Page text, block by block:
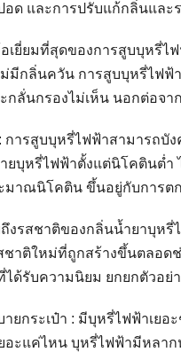
ด และการปรับแก้กลิ่นและ
เยี่ยมที่สุดของการสูบบุหรี่
มีกลิ่นควัน การสูบบุหรี่ไฟ
กลั่นกรองไม่เห็น นอกต่อจ
ารสูบบุหรี่ไฟฟ้าสามารถบั
บุหรี่ไฟฟ้าตั้งแต่นิโคตินต่ำ
มาณนิโคติน ขึ้นอยู่กับการต
ถึงรสชาติของกลิ่นน้ำยาบุห
าติใหม่ที่ถูกสร้างขึ้นตลอด
ด้รับความนิยม ยกยกตัวอย่
ยกระเป๋า : มีบุหรี่ไฟฟ้าเย
ะแค่ไหน บุหรี่ไฟฟ้ามีหลา